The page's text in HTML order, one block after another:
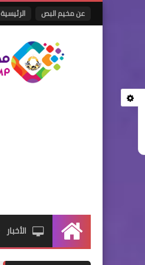
عن مخيم البص الرئيسية
الرئيسيةالأخبار